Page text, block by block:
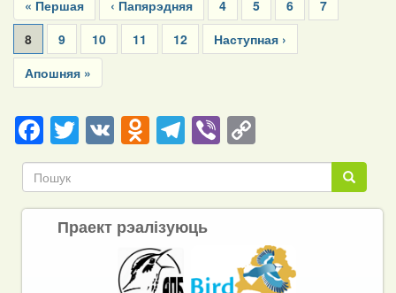
First
page
« Першая
Previous
page
‹ Папярэдняя Page
4 Page
5 Page
6 Page
7
Current
page
8 Page
9 Page
10 Page
11 Page
12
Next
page
Наступная ›
Last
page
Апошняя »
Facebook
Twitter
VKOdnoklassniki
Telegram
ViberCopy
Link Пошук
Пошук
Праект рэалізуюць